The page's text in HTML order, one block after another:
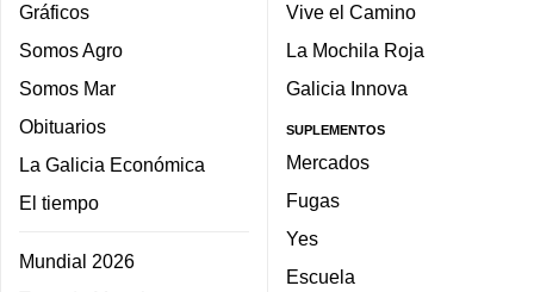
Gráficos
Somos Agro
Somos Mar
Obituarios
La Galicia Económica
El tiempo
Mundial 2026
Vive el Camino
La Mochila Roja
Galicia Innova
SUPLEMENTOS
Mercados
Fugas
Yes
Escuela